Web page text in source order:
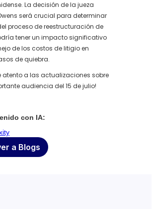
La decisión de la jueza
será crucial para determinar
proceso de reestructuración de
tener un impacto significativo
de los costos de litigio en
de quiebra.
atento a las actualizaciones sobre
audiencia del 15 de julio!
con IA:
a Blogs